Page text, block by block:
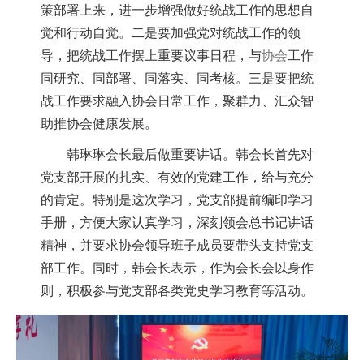
策部署上来，进一步增强做好统战工作的思想自
觉和行动自觉。二是要加强党对统战工作的领
导，把统战工作摆上重要议事日程，与协会工作
同研究、同部署、同落实、同考核。三是要把统
战工作要求融入协会日常工作，聚群力、汇众智
助推协会健康发展。
韩琳琳会长最后做重要讲话。韩会长首先对
党支部开展的扎实、有效的党建工作，给与充分
的肯定。特别是这次学习，党支部提前编印学习
手册，方便大家认真学习，深刻领会总书记讲话
精神，并要求协会领导班子成员要带头支持党支
部工作。同时，韩会长表示，作为会长会以身作
则，积极参与党支部各类党史学习教育等活动。